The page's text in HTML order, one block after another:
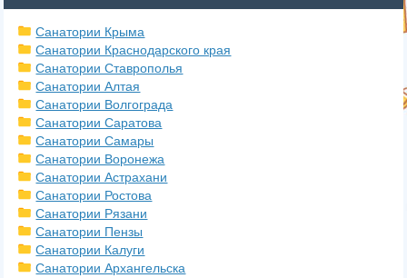
Санатории Крыма
Санатории Краснодарского края
Санатории Ставрополья
Санатории Алтая
Санатории Волгограда
Санатории Саратова
Санатории Самары
Санатории Воронежа
Санатории Астрахани
Санатории Ростова
Санатории Рязани
Санатории Пензы
Санатории Калуги
Санатории Архангельска